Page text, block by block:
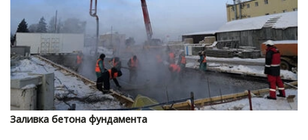
Заливка бетона фундамента